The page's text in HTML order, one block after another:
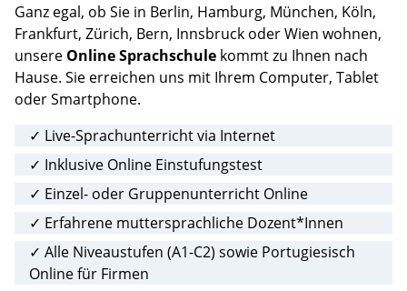
Ganz egal, ob Sie in Berlin, Hamburg, München, Köln,
Frankfurt, Zürich, Bern, Innsbruck oder Wien wohnen,
unsere Online Sprachschule kommt zu Ihnen nach
Hause. Sie erreichen uns mit Ihrem Computer, Tablet
oder Smartphone.
✓ Live-Sprachunterricht via Internet
✓ Inklusive Online Einstufungstest
✓ Einzel- oder Gruppenunterricht Online
✓ Erfahrene muttersprachliche Dozent*Innen
✓ Alle Niveaustufen (A1-C2) sowie Portugiesisch
Online für Firmen